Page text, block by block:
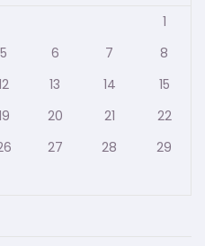
1
5 6 7
8
13 14
15
20 21
22
27 28
29